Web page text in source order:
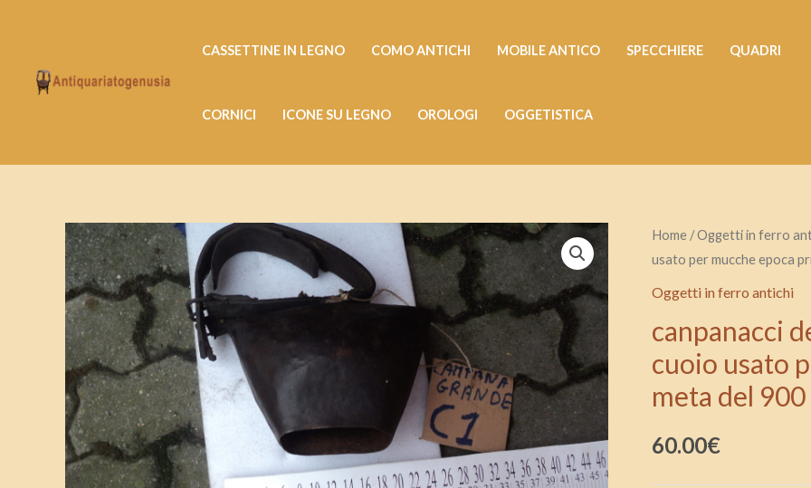
CASSETTINE IN LEGNO COMO ANTICHI MOBILE ANTICO SPECCHIERE QUADRI
CORNICI ICONE SU LEGNO OROLOGI OGGETISTICA
Home /Oggetti in ferro
usato per mucche epoca
Oggetti in ferro antichi
canpanacci
cuoio usato
meta del 900
60.00€
canpanacci
depoca
in
con
collare
in
usato